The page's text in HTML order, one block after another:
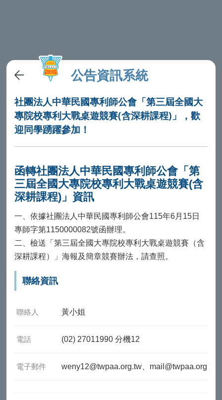
公告資訊系統
社團法人中華民國專利師公會「第三屆全國大
專院校專利大戰桌遊競賽(含深耕課程)」，歡
迎同學踴躍參加！
函轉社團法人中華民國專利師公會「第
三屆全國大專院校專利大戰桌遊競賽(含
深耕課程)」資訊
一、依據社團法人中華民國專利師公會115年6月15日
專師字第1150000082號函辦理。
二、檢送「第三屆全國大專院校專利大戰桌遊競賽（含
深耕課程）」海報及簡章競賽辦法，請查照。
聯絡資訊
聯絡人 黃小姐
電話 (02) 27011990 分機12
電子郵件 weny12@twpaa.org.tw、mail@twpaa.org.tw